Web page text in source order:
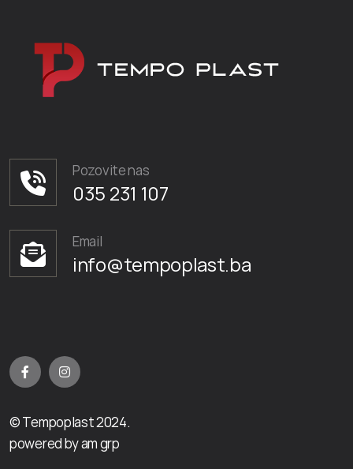
Pozovite nas
035 231 107
Email
info@tempoplast.ba
© Tempoplast 2024.
powered by am grp